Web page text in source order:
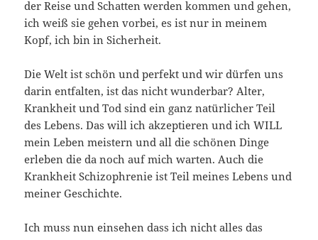
der Reise und Schatten werden kommen und gehen,
ich weiß sie gehen vorbei, es ist nur in meinem
Kopf, ich bin in Sicherheit.
Die Welt ist schön und perfekt und wir dürfen uns
darin entfalten, ist das nicht wunderbar? Alter,
Krankheit und Tod sind ein ganz natürlicher Teil
des Lebens. Das will ich akzeptieren und ich WILL
mein Leben meistern und all die schönen Dinge
erleben die da noch auf mich warten. Auch die
Krankheit Schizophrenie ist Teil meines Lebens und
meiner Geschichte.
Ich muss nun einsehen dass ich nicht alles das